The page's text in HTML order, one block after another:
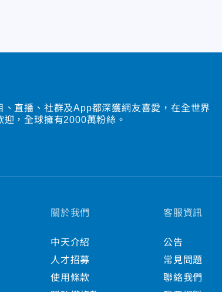
、直播、社群及App都深獲網友喜愛，在全世界
迎，全球擁有2000萬粉絲。
關於我們
中天介紹
人才招募
使用條款
客服資訊
公告
常見問題
聯絡我們